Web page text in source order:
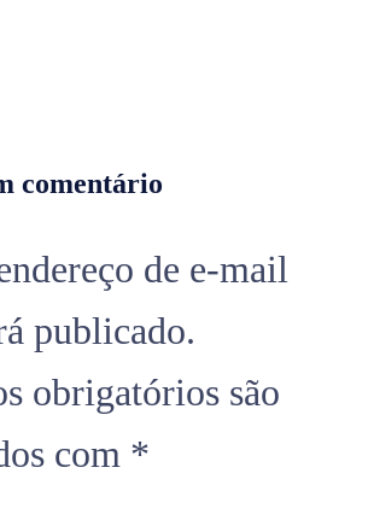
comentário
de e-mail
publicado.
obrigatórios são
com *